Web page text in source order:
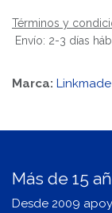
Términos y
Envío: 2-3 días
Marca: Linkmade
Más de 15
Desde 2009